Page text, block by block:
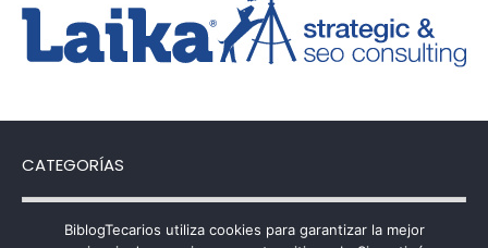
CATEGORÍAS
Categorías
BiblogTecarios utiliza cookies para garantizar la mejor